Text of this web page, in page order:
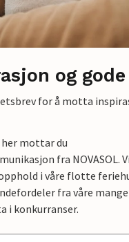
og
for å motta
mottar du
fra NOVASOL.
i våre flotte
fra våre
i konkurranser.